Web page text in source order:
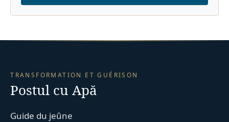
TRANSFORMATION ET GUÉRISON
Postul cu Apă
Guide du jeûne